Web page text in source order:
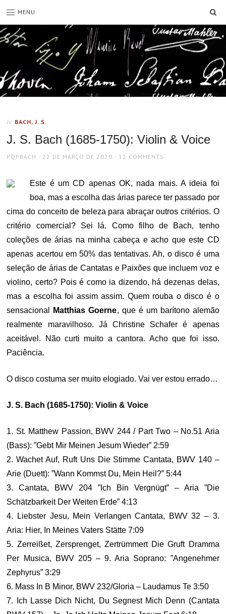
MENU
In BACH, J. S.
J. S. Bach (1685-1750): Violin & Voice
AUTHOR
PQPBACH
POSTED
22 DE MARÇO DE 2020 12 COMMENTS
Este é um CD apenas OK, nada mais. A ideia foi
boa, mas a escolha das árias parece ter passado por
cima do conceito de beleza para abraçar outros critérios. O
critério comercial? Sei lá. Como filho de Bach, tenho
coleções de árias na minha cabeça e acho que este CD
apenas acertou em 50% das tentativas. Ah, o disco é uma
seleção de árias de Cantatas e Paixões que incluem voz e
violino, certo? Pois é como ia dizendo, há dezenas delas,
mas a escolha foi assim assim. Quem rouba o disco é o
sensacional
Matthias Goerne, que é um barítono alemão
realmente maravilhoso. Já Christine Schafer é apenas
aceitável. Não curti muito a cantora. Acho que foi isso.
Paciência.
O disco costuma ser muito elogiado. Vai ver estou errado…
J. S. Bach (1685-1750): Violin & Voice
1. St. Matthew Passion, BWV 244 / Part Two – No.51 Aria
(Bass): ”Gebt Mir Meinen Jesum Wieder” 2:59
2. Wachet Auf, Ruft Uns Die Stimme Cantata, BWV 140 –
Arie (Duett): ”Wann Kommst Du, Mein Heil?” 5:44
3. Cantata, BWV 204 ”Ich Bin Vergnügt” – Aria ”Die
Schätzbarkeit Der Weiten Erde” 4:13
4. Liebster Jesu, Mein Verlangen Cantata, BWV 32 – 3.
Aria: Hier, In Meines Vaters Stätte 7:09
5. Zerreißet, Zersprenget, Zertrümmert Die Gruft Dramma
Per Musica, BWV 205 – 9. Aria Soprano: ”Angenehmer
Zephyrus” 3:29
6. Mass In B Minor, BWV 232/Gloria – Laudamus Te 3:50
7. Ich Lasse Dich Nicht, Du Segnest Mich Denn (Cantata